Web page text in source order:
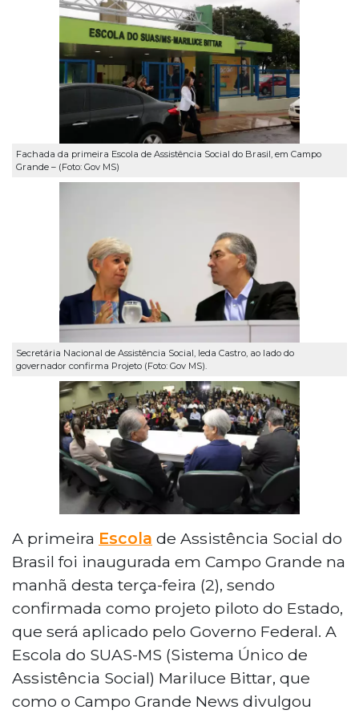
Fachada da primeira Escola de Assistência Social do Brasil, em Campo
Grande – (Foto: Gov MS)
Secretária Nacional de Assistência Social, Ieda Castro, ao lado do
governador confirma Projeto (Foto: Gov MS).
A primeira Escola de Assistência Social do
Brasil foi inaugurada em Campo Grande na
manhã desta terça-feira (2), sendo
confirmada como projeto piloto do Estado,
que será aplicado pelo Governo Federal. A
Escola do SUAS-MS (Sistema Único de
Assistência Social) Mariluce Bittar, que
como o Campo Grande News divulgou